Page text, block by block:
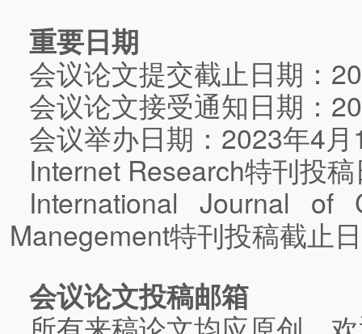
重要日期
会议论文提交截止日期：
会议论文接受通知日期：
会议举办日期：2023年4
Internet Research特刊投
International Journal of
Manegement特刊投稿截止
会议论文投稿邮箱